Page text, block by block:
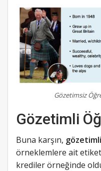
Gözetimsiz
Gözetimli
Buna karşın,
örneklemlere ait
krediler örneğinde